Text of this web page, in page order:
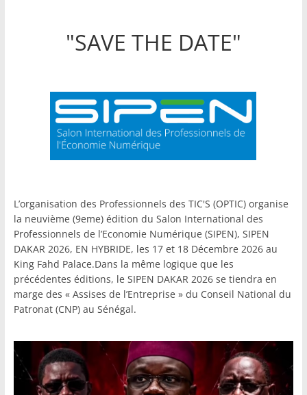
"SAVE THE DATE"
L’organisation des Professionnels des TIC'S (OPTIC) organise
la neuvième (9eme) édition du Salon International des
Professionnels de l’Economie Numérique (SIPEN), SIPEN
DAKAR 2026, EN HYBRIDE, les 17 et 18 Décembre 2026 au
King Fahd Palace.Dans la même logique que les
précédentes éditions, le SIPEN DAKAR 2026 se tiendra en
marge des « Assises de l’Entreprise » du Conseil National du
Patronat (CNP) au Sénégal.